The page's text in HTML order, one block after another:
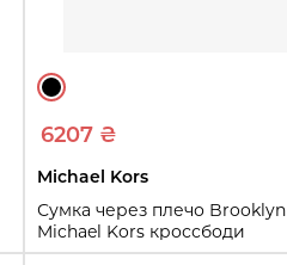
6207 ₴
Michael Kors
Сумка через плечо Brooklyn
Michael Kors кроссбоди
1159860311 Черный